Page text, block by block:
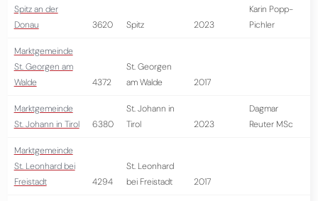
Spitz an der
Donau
3620 Spitz 2023
Karin Popp-
Pichler
Marktgemeinde
St. Georgen am
Walde
4372
St. Georgen
am Walde
2017
Marktgemeinde
St. Johann in Tirol
6380
St. Johann in
Tirol
2023
Dagmar
Reuter MSc
Marktgemeinde
St. Leonhard bei
Freistadt
4294
St. Leonhard
bei Freistadt
2017